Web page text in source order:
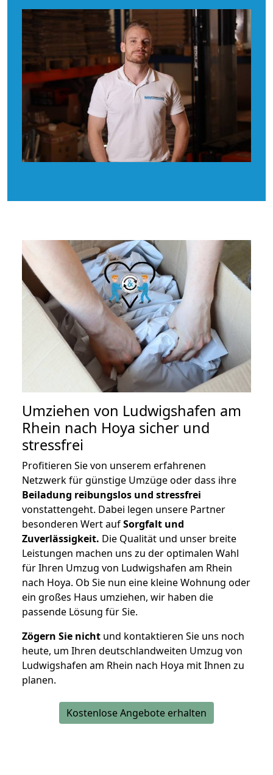
Umziehen von Ludwigshafen am
Rhein nach Hoya sicher und
stressfrei
Profitieren Sie von unserem erfahrenen
Netzwerk für günstige Umzüge oder dass ihre
Beiladung reibungslos und stressfrei
vonstattengeht. Dabei legen unsere Partner
besonderen Wert aufSorgfalt und
Zuverlässigkeit. Die Qualität und unser breite
Leistungen machen uns zu der optimalen Wahl
für Ihren Umzug von Ludwigshafen am Rhein
nach Hoya. Ob Sie nun eine kleine Wohnung oder
ein großes Haus umziehen, wir haben die
passende Lösung für Sie.
Zögern Sie nicht und kontaktieren Sie uns noch
heute, um Ihren deutschlandweiten Umzug von
Ludwigshafen am Rhein nach Hoya mit Ihnen zu
planen.
Kostenlose Angebote erhalten